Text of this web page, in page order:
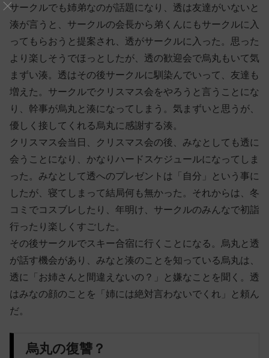
サークルでも姉弟なのが話題になり、透は友達がいないと
湊が言うと、サークルの会長から弟くんにもサークルに入
ってもらおうと提案され、透がサークルに入った。思った
より楽しそうでほっとしたが、透の歓迎会で烏丸もいて気
まずい湊。透はその後サークルに馴染んでいって、友達も
増えた。サークルでクリスマス会をやろうと言うことにな
り、幹事が烏丸と湊になってしまう。気まずいと思うが、
優しく接してくれる烏丸に感謝する湊。
クリスマス会当日、クリスマス会の後、みなとしても透に
会うことになり、かなりハードスケジュールになってしま
った。みなとして透へのプレゼントは「自分」という事に
したが、寝てしまって結局何も無かった。それからは、冬
コミでコスブレしたり、年明け、サークルのみんなで初詣
行ったり楽しくすごした。
その後サークルでスキー合宿に行くことになる。烏丸と透
が話す機会があり、みなと湊のことを知っている烏丸は、
透に「お姉さんと間違えないの？」と嫌なことを聞く。透
はみなの顔のことを「姉には絶対言わないでくれ」と頼ん
だ。
烏丸の復讐？